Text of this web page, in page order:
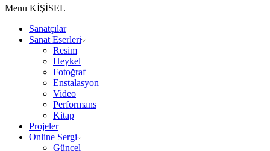
Menu KİŞİSEL
Sanatçılar
Sanat Eserleri
Resim
Heykel
Fotoğraf
Enstalasyon
Video
Performans
Kitap
Projeler
Online Sergi
Güncel